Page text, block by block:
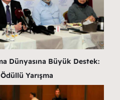
Dünyasına Büyük Destek:
Yarışma